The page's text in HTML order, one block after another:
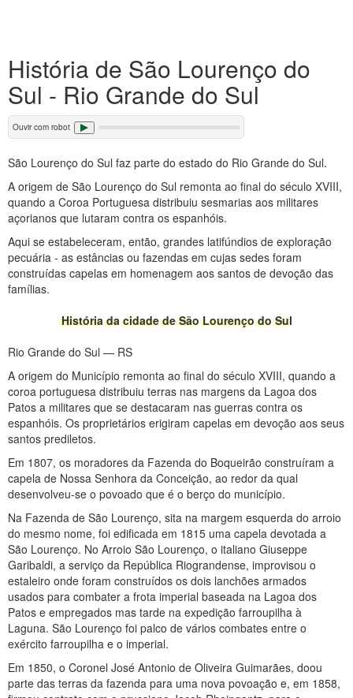
História de São Lourenço do
Sul - Rio Grande do Sul
Ouvir com robot
São Lourenço do Sul faz parte do estado do Rio Grande do Sul.
A origem de São Lourenço do Sul remonta ao final do século XVIII,
quando a Coroa Portuguesa distribuiu sesmarias aos militares
açorianos que lutaram contra os espanhóis.
Aqui se estabeleceram, então, grandes latifúndios de exploração
pecuária - as estâncias ou fazendas em cujas sedes foram
construídas capelas em homenagem aos santos de devoção das
famílias.
História da cidade de São Lourenço do Sul
Rio Grande do Sul — RS
A origem do Município remonta ao final do século XVIII, quando a
coroa portuguesa distribuiu terras nas margens da Lagoa dos
Patos a militares que se destacaram nas guerras contra os
espanhóis. Os proprietários erigiram capelas em devoção aos seus
santos prediletos.
Em 1807, os moradores da Fazenda do Boqueirão construíram a
capela de Nossa Senhora da Conceição, ao redor da qual
desenvolveu-se o povoado que é o berço do município.
Na Fazenda de São Lourenço, sita na margem esquerda do arroio
do mesmo nome, foi edificada em 1815 uma capela devotada a
São Lourenço. No Arroio São Lourenço, o italiano Giuseppe
Garibaldi, a serviço da República Riograndense, improvisou o
estaleiro onde foram construídos os dois lanchões armados
usados para combater a frota imperial baseada na Lagoa dos
Patos e empregados mas tarde na expedição farroupilha à
Laguna. São Lourenço foi palco de vários combates entre o
exército farroupilha e o imperial.
Em 1850, o Coronel José Antonio de Oliveira Guimarães, doou
parte das terras da fazenda para uma nova povoação e, em 1858,